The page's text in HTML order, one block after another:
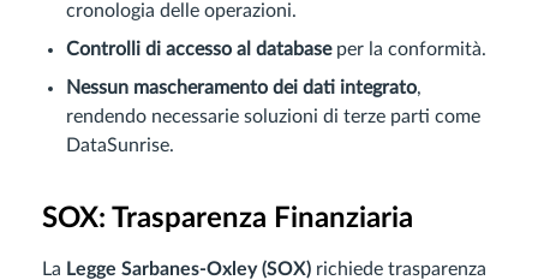
cronologia delle operazioni.
Controlli di accesso al databaseper la conformità.
Nessun mascheramento dei dati integrato,
rendendo necessarie soluzioni di terze parti come
DataSunrise.
SOX: Trasparenza Finanziaria
La Legge Sarbanes-Oxley (SOX) richiede trasparenza